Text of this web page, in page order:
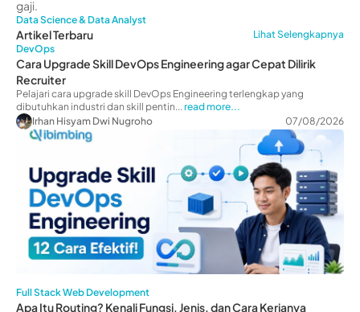
gaji.
Data Science & Data Analyst
Artikel Terbaru
Lihat Selengkapnya
DevOps
Cara Upgrade Skill DevOps Engineering agar Cepat Dilirik
Recruiter
Pelajari cara upgrade skill DevOps Engineering terlengkap yang
dibutuhkan industri dan skill pentin...read more...
Irhan Hisyam Dwi Nugroho
07/08/2026
Full Stack Web Development
Apa Itu Routing? Kenali Fungsi, Jenis, dan Cara Kerjanya